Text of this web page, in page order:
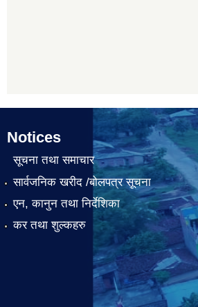
Notices
सूचना तथा समाचार
सार्वजनिक खरीद /बोलपत्र सूचना
एन, कानुन तथा निर्देशिका
कर तथा शुल्कहरु